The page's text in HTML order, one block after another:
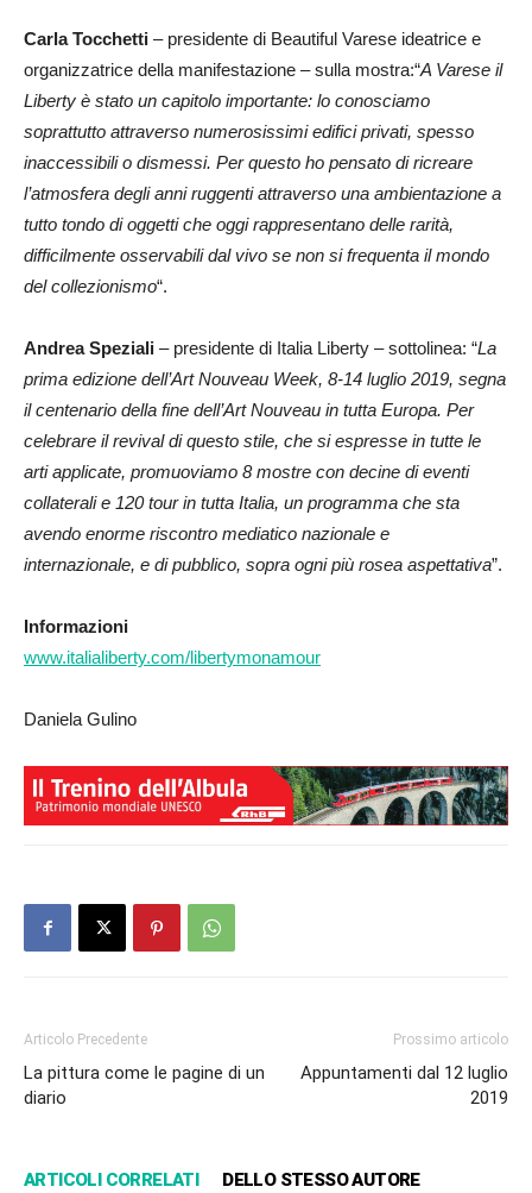
Carla Tocchetti – presidente di Beautiful Varese ideatrice e
organizzatrice della manifestazione – sulla mostra:“A Varese il
Liberty è stato un capitolo importante: lo conosciamo
soprattutto attraverso numerosissimi edifici privati, spesso
inaccessibili o dismessi. Per questo ho pensato di ricreare
l’atmosfera degli anni ruggenti attraverso una ambientazione a
tutto tondo di oggetti che oggi rappresentano delle rarità,
difficilmente osservabili dal vivo se non si frequenta il mondo
del collezionismo“.
Andrea Speziali – presidente di Italia Liberty – sottolinea: “La
prima edizione dell’Art Nouveau Week, 8-14 luglio 2019, segna
il centenario della fine dell’Art Nouveau in tutta Europa. Per
celebrare il revival di questo stile, che si espresse in tutte le
arti applicate, promuoviamo 8 mostre con decine di eventi
collaterali e 120 tour in tutta Italia, un programma che sta
avendo enorme riscontro mediatico nazionale e
internazionale, e di pubblico, sopra ogni più rosea aspettativa”.
Informazioni
www.italialiberty.com/libertymonamour
Daniela Gulino
Articolo Precedente
La pittura come le pagine di un
diario
Prossimo articolo
Appuntamenti dal 12 luglio
2019
ARTICOLI CORRELATI DELLO STESSO AUTORE